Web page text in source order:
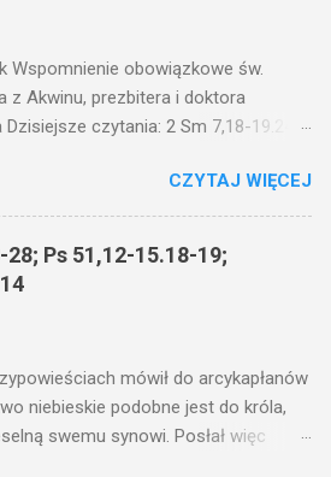
Wspomnienie obowiązkowe św.
z Akwinu, prezbitera i doktora
Dzisiejsze czytania: 2 Sm 7,18-19.24-
25) Jezus mówił ludowi: Czy po to
światło, by je postawić pod korcem
Czy nie po to, aby je postawić
Nie ma bowiem nic ukrytego, co
wyjść na jaw. Kto ma uszy do
odmierzą wam i jeszcze wam
kto ma, temu będzie dane; a kto nie
go i tego, co ma. W dzisiejszym
CZYTAJ WIĘCEJ
Ps 51,12-15.18-19;
mówił do arcykapłanów
niebieskie podobne jest do króla,
swemu synowi. Posłał więc